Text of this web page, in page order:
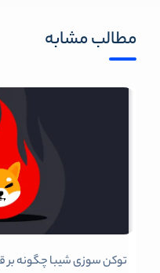
مطالب مشابه
توکن سوزی شیبا چگونه بر